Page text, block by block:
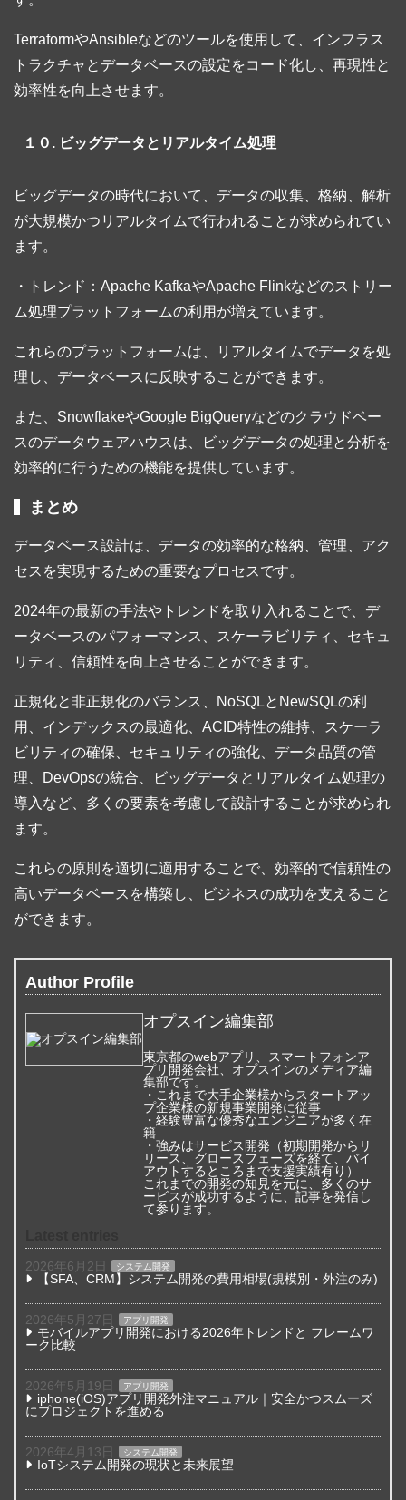
TerraformやAnsibleなどのツールを使用して、インフラス
トラクチャとデータベースの設定をコード化し、再現性と
効率性を向上させます。
１０. ビッグデータとリアルタイム処理
ビッグデータの時代において、データの収集、格納、解析
が大規模かつリアルタイムで行われることが求められてい
ます。
・トレンド：Apache KafkaやApache Flinkなどのストリー
ム処理プラットフォームの利用が増えています。
これらのプラットフォームは、リアルタイムでデータを処
理し、データベースに反映することができます。
また、SnowflakeやGoogle BigQueryなどのクラウドベー
スのデータウェアハウスは、ビッグデータの処理と分析を
効率的に行うための機能を提供しています。
まとめ
データベース設計は、データの効率的な格納、管理、アク
セスを実現するための重要なプロセスです。
2024年の最新の手法やトレンドを取り入れることで、デ
ータベースのパフォーマンス、スケーラビリティ、セキュ
リティ、信頼性を向上させることができます。
正規化と非正規化のバランス、NoSQLとNewSQLの利
用、インデックスの最適化、ACID特性の維持、スケーラ
ビリティの確保、セキュリティの強化、データ品質の管
理、DevOpsの統合、ビッグデータとリアルタイム処理の
導入など、多くの要素を考慮して設計することが求められ
ます。
これらの原則を適切に適用することで、効率的で信頼性の
高いデータベースを構築し、ビジネスの成功を支えること
ができます。
Author Profile
オプスイン編集部
東京都のwebアプリ、スマートフォンア
プリ開発会社、オプスインのメディア編
集部です。
・これまで大手企業様からスタートアッ
プ企業様の新規事業開発に従事
・経験豊富な優秀なエンジニアが多く在
籍
・強みはサービス開発（初期開発からリ
リース、グロースフェーズを経て、バイ
アウトするところまで支援実績有り）
これまでの開発の知見を元に、多くのサ
ービスが成功するように、記事を発信し
て参ります。
2026年6月2日 システム開発
【SFA、CRM】システム開発の費用相場(規模別・外注のみ)
2026年5月27日 アプリ開発
モバイルアプリ開発における2026年トレンドと フレームワ
ーク比較
2026年5月19日 アプリ開発
iphone(iOS)アプリ開発外注マニュアル｜安全かつスムーズ
にプロジェクトを進める
2026年4月13日 システム開発
IoTシステム開発の現状と未来展望